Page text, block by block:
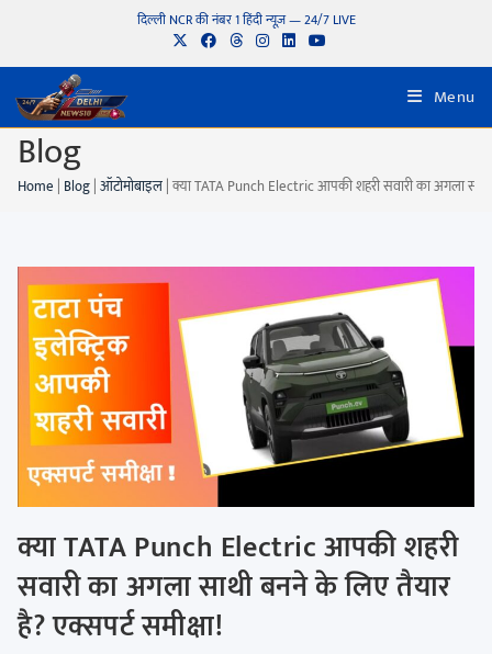
दिल्ली NCR की नंबर 1 हिंदी न्यूज़ — 24/7 LIVE
Menu
Blog
Home | Blog|ऑटोमोबाइल|क्या TATA Punch Electric आपकी शहरी सवारी का अगला
क्या TATA Punch Electric आपकी शहरी
सवारी का अगला साथी बनने के लिए तैयार
है? एक्सपर्ट समीक्षा!